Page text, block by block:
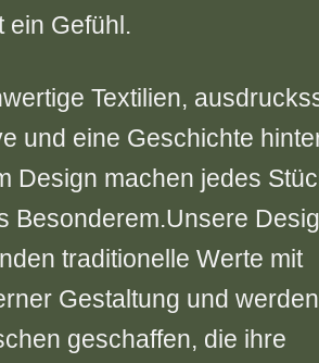
ein Gefühl.
Textilien,
und eine Geschichte
Design machen jedes
Besonderem.Unsere
traditionelle Werte mit
Gestaltung und
geschaffen, die ihre